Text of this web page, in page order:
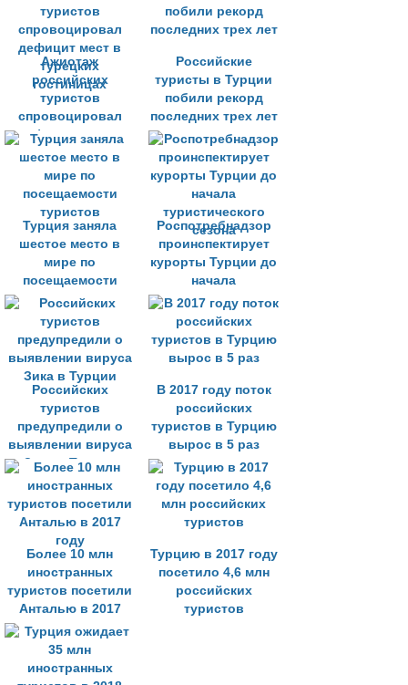
Ажиотаж
российских
туристов
спровоцировал
дефицит мест в
турецких
гостиницах
Российские
туристы в Турции
побили рекорд
последних трех лет
Турция заняла
шестое место в
мире по
посещаемости
туристов
Роспотребнадзор
проинспектирует
курорты Турции до
начала
туристического
сезона
Российских
туристов
предупредили о
выявлении вируса
Зика в Турции
В 2017 году поток
российских
туристов в Турцию
вырос в 5 раз
Более 10 млн
иностранных
туристов посетили
Анталью в 2017
году
Турцию в 2017 году
посетило 4,6 млн
российских
туристов